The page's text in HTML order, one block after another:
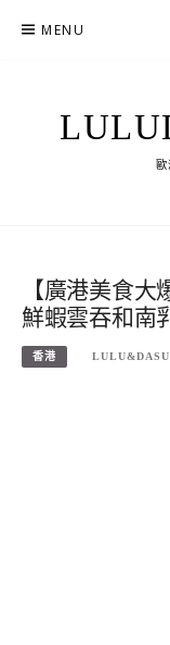
MENU
【廣港美食
鮮蝦雲吞和南
香港 LULU&DASU